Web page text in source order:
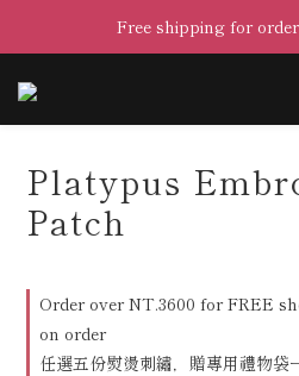
Free shipping for
Platypus
Patch
Order over NT.3600 for FREE
on order
任選五份熨燙刺繡，贈專用禮物袋